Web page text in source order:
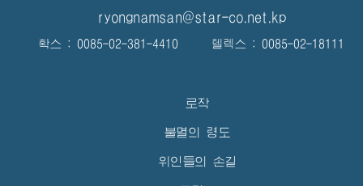
ryongnamsan@star-co.net.kp
확스 : 0085-02-381-4410 텔렉스 : 0085-02-18111
로작
불멸의 령도
위인들의 손길